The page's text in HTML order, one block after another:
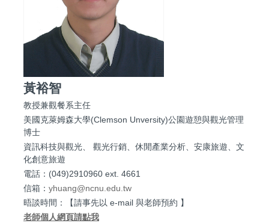
黃裕智
教授兼觀餐系主任
美國克萊姆森大學(Clemson Unversity)公園遊憩與觀光管理
博士
資訊科技與觀光、 觀光行銷、休閒產業分析、安康旅遊、文
化創意旅遊
電話：(049)2910960 ext. 4661
信箱： yhuang@ncnu.edu.tw
晤談時間：【請事先以 e-mail 與老師預約 】
老師個人網頁請點我